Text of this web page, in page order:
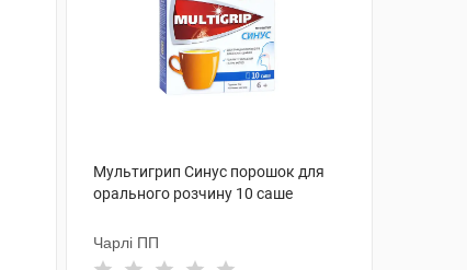
Мультигрип Синус порошок для
орального розчину 10 саше
Чарлі ПП